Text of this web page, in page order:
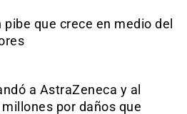
pibe que crece en medio del
a AstraZeneca y al
por daños que